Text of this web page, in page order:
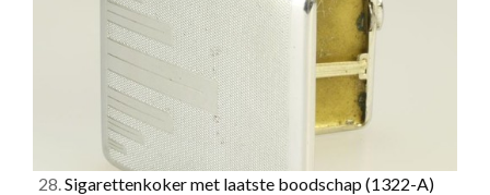
28.Sigarettenkoker met laatste boodschap (1322-A)